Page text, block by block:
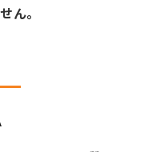
ん。